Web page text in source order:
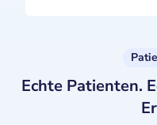
Echte Patienten.